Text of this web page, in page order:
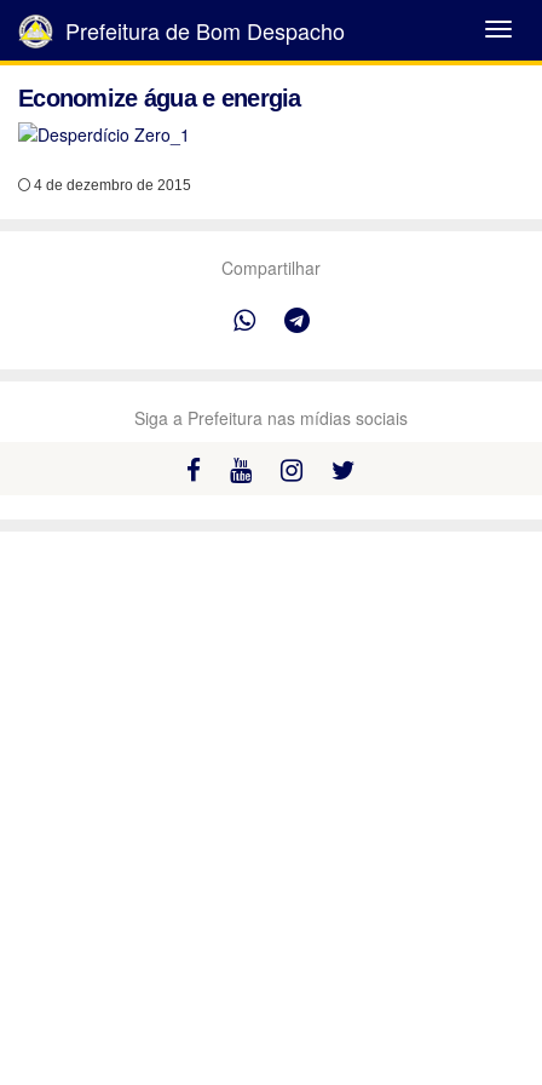
Abrir
Menu
Prefeitura de Bom Despacho
Economize água e energia
4 de dezembro de 2015
Compartilhar
Siga a Prefeitura nas mídias sociais